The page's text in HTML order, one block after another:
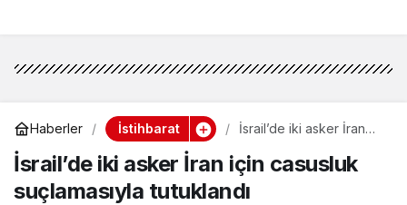
Haberler İstihbarat
İsrail’de iki asker İran
suçlamasıyla tutuklandı
İsrail’de iki asker İran için casusluk
suçlamasıyla tutuklandı